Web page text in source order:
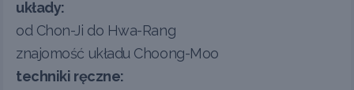
układy:
od Chon-Ji do Hwa-Rang
znajomość układu Choong-Moo
techniki ręczne: